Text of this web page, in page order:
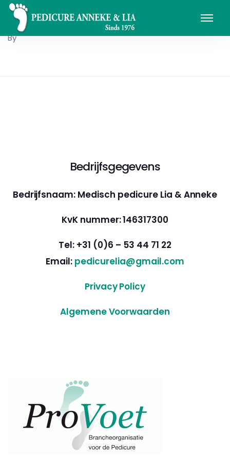
By
Bedrijfsgegevens
Bedrijfsnaam: Medisch pedicure Lia & Anneke
KvK nummer: 146317300
Tel: +31 (0)6 – 53 44 71 22
Email: pedicurelia@gmail.com
Privacy Policy
Algemene Voorwaarden